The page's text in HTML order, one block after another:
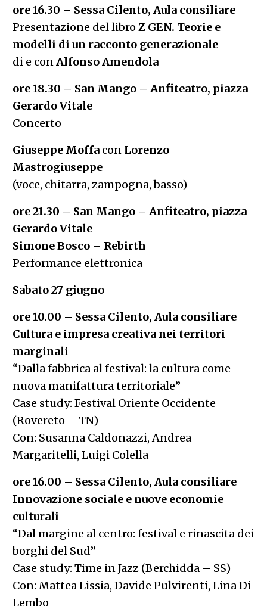
ore 16.30 – Sessa Cilento, Aula consiliare
Presentazione del libro Z GEN. Teorie e
modelli di un racconto generazionale
di e conAlfonso Amendola
ore 18.30 – San Mango – Anfiteatro, piazza
Gerardo Vitale
Concerto
Giuseppe Moffacon Lorenzo
Mastrogiuseppe
(voce, chitarra, zampogna, basso)
ore 21.30 – San Mango – Anfiteatro, piazza
Gerardo Vitale
Simone Bosco – Rebirth
Performance elettronica
Sabato 27 giugno
ore 10.00 – Sessa Cilento, Aula consiliare
Cultura e impresa creativa nei territori
marginali
“Dalla fabbrica al festival: la cultura come
nuova manifattura territoriale”
Case study: Festival Oriente Occidente
(Rovereto – TN)
Con: Susanna Caldonazzi, Andrea
Margaritelli, Luigi Colella
ore 16.00 – Sessa Cilento, Aula consiliare
Innovazione sociale e nuove economie
culturali
“Dal margine al centro: festival e rinascita dei
borghi del Sud”
Case study: Time in Jazz (Berchidda – SS)
Con: Mattea Lissia, Davide Pulvirenti, Lina Di
Lembo